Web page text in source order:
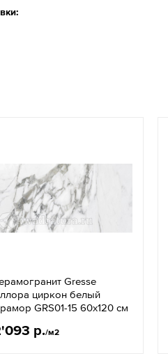
Gresse
циркон белый
GRS01-15 60х120 см
р./м2